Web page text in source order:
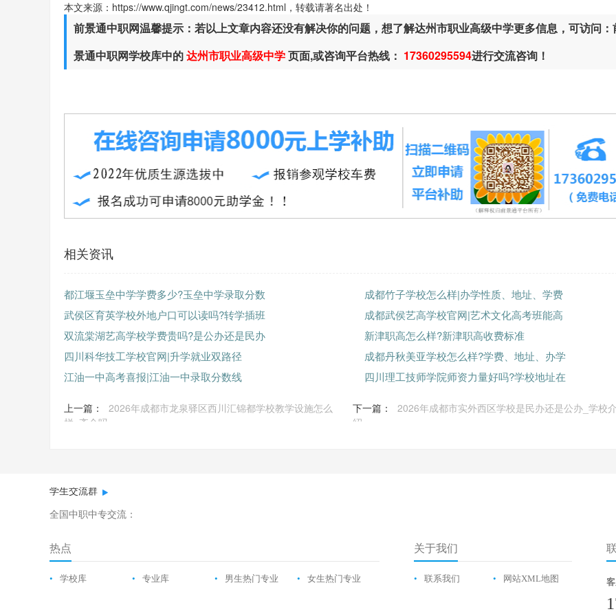
本文来源：https://www.qjingt.com/news/23412.html，转载请著名出处！
前景通中职网温馨提示：若以上文章内容还没有解决你的问题，想了解达州市职业高级中学更多信息，可访问：
景通中职网学校库中的达州市职业高级中学页面,或咨询平台热线： 17360295594进行交流咨询！
相关资讯
都江堰玉垒中学学费多少?玉垒中学录取分数
成都竹子学校怎么样|办学性质、地址、学费
武侯区育英学校外地户口可以读吗?转学插班
成都武侯艺高学校官网|艺术文化高考班能高
双流棠湖艺高学校学费贵吗?是公办还是民办
新津职高怎么样?新津职高收费标准
四川科华技工学校官网|升学就业双路径
成都丹秋美亚学校怎么样?学费、地址、办学
江油一中高考喜报|江油一中录取分数线
四川理工技师学院师资力量好吗?学校地址在
上一篇：
2026年成都市龙泉驿区西川汇锦都学校教学设施怎么
样_齐全吗
下一篇：
2026年成都市实外西区学校是民办还是公办_学校
绍
学生交流群
全国中职中专交流：
热点
• 学校库 • 专业库 • 男生热门专业 • 女生热门专业
关于我们
• 联系我们 • 网站XML地图